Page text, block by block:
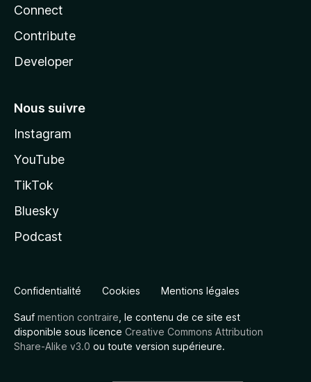
Connect
Contribute
Developer
Nous suivre
Instagram
YouTube
TikTok
Bluesky
Podcast
Confidentialité Cookies Mentions légales
Sauf mention contraire , le contenu de ce site est
disponible sous licence Creative Commons Attribution
Share-Alike v3.0 ou toute version supérieure.